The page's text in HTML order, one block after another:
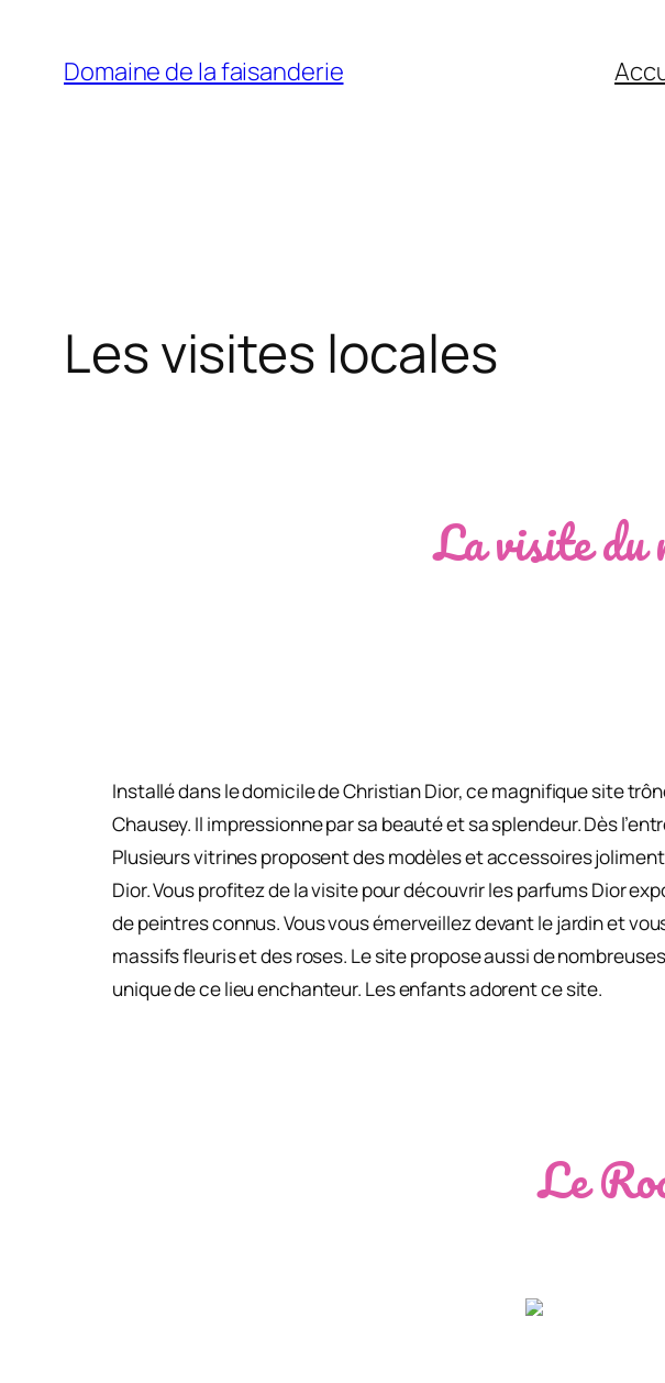
contenu
Domaine de la faisanderie
Les visites locales
La visite du
Installé dans le domicile de Christian Dior, ce magnifique site
Chausey. Il impressionne par sa beauté et sa splendeur. Dès
Plusieurs vitrines proposent des modèles et accessoires
Dior. Vous profitez de la visite pour découvrir les parfums Dior
de peintres connus. Vous vous émerveillez devant le jardin et
massifs fleuris et des roses. Le site propose aussi de
unique de ce lieu enchanteur. Les enfants adorent ce site.
Le